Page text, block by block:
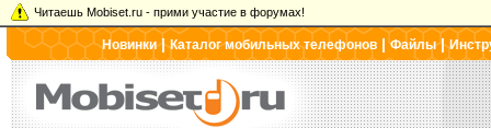
Читаешь Mobiset.ru - прими участие в форумах!
Новинки|Каталог мобильных телефонов |Файлы|